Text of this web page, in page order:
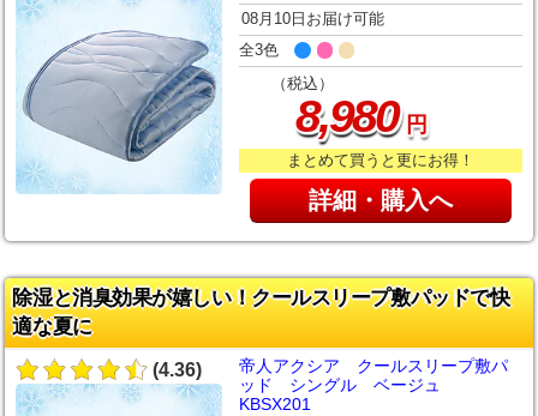
08月10日お届け可能
全3色
（税込）
8,980円
まとめて買うと更にお得！
詳細・購入へ
除湿と消臭効果が嬉しい！クールスリープ敷パッドで快
適な夏に
(4.36)
帝人アクシア クールスリープ敷パ
ッド シングル ベージュ
KBSX201